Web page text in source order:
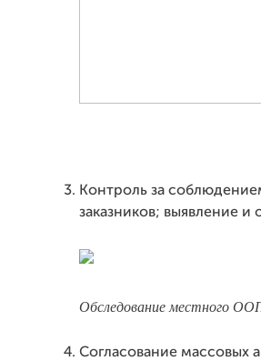
Контроль за
заказников; выявление
Обследование местного
Согласование массовых